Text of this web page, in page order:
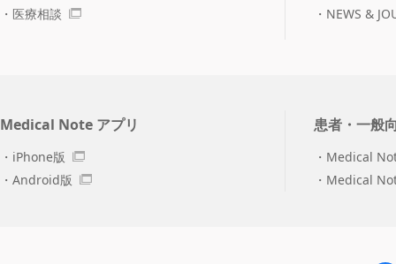
医療相談
NEWS &
Medical Note アプリ
iPhone版
Android版
患者・一般
Medical
Medical